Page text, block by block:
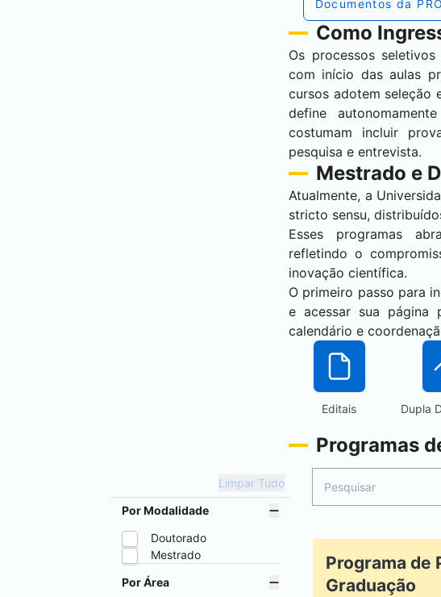
Documentos da
Como
Os processos
com início das aulas
cursos adotem seleção
define
costumam incluir
pesquisa e entrevista.
Mestrado e
Atualmente, a
stricto sensu,
Esses programas
refletindo o
inovação científica.
O primeiro passo para
e acessar sua página
calendário e
Editais Dupla
Programas
Limpar Tudo
Por Modalidade
Doutorado
Mestrado
Por Área
Programa de
Graduação